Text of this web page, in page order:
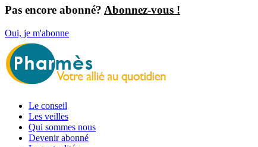
Pas encore abonné? Abonnez-vous !
Oui, je m'abonne
Le conseil
Les veilles
Qui sommes nous
Devenir abonné